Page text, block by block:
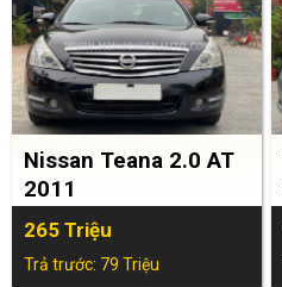
Nissan Teana 2.0 AT
2011
265 Triệu
Trả trước: 79 Triệu